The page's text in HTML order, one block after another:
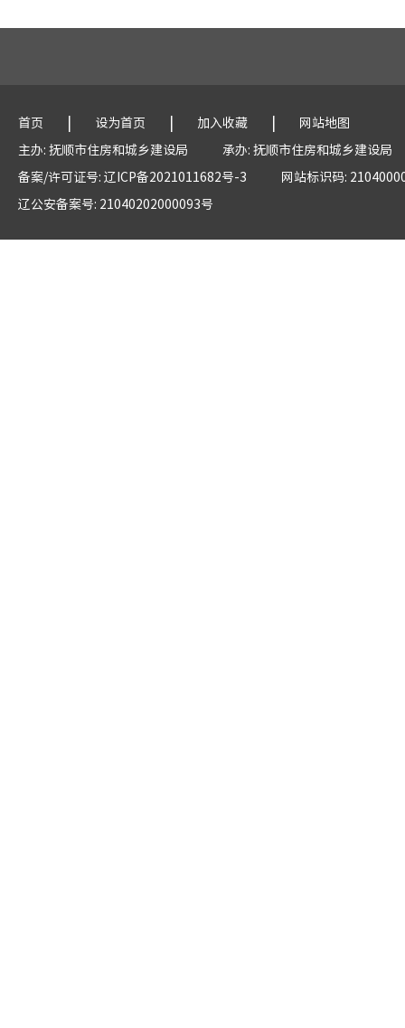
首页 | 设为首页 | 加入收藏 |
网站地图
主办: 抚顺市住房和城乡建设局
承办: 抚顺市住房和城乡建设局
备案/许可证号: 辽ICP备2021011682号-3
网站标识码:
辽公安备案号: 21040202000093号